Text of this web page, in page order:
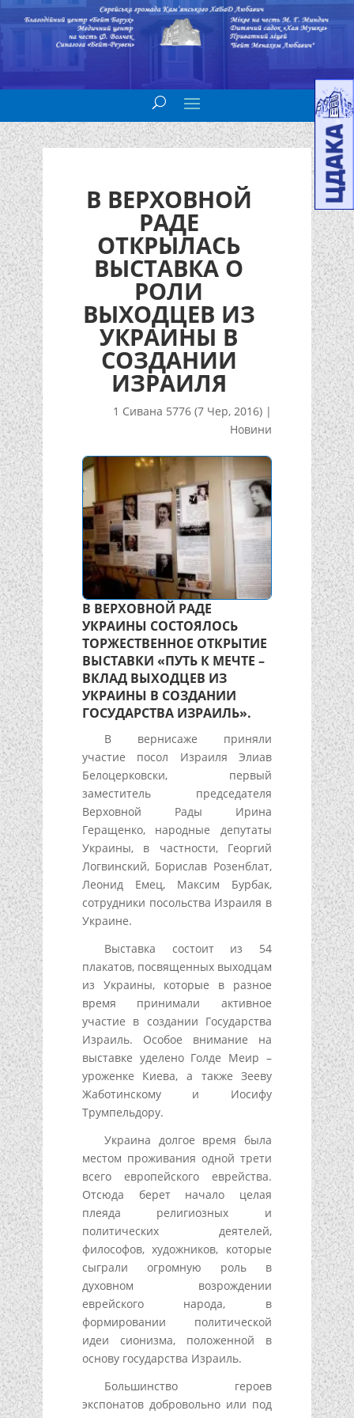
В ВЕРХОВНОЙ
РАДЕ
ОТКРЫЛАСЬ
ВЫСТАВКА О
РОЛИ
ВЫХОДЦЕВ ИЗ
УКРАИНЫ В
СОЗДАНИИ
ИЗРАИЛЯ
1 Сивана 5776 (7 Чер, 2016) |
Новини
В ВЕРХОВНОЙ РАДЕ
УКРАИНЫ СОСТОЯЛОСЬ
ТОРЖЕСТВЕННОЕ ОТКРЫТИЕ
ВЫСТАВКИ «ПУТЬ К МЕЧТЕ –
ВКЛАД ВЫХОДЦЕВ ИЗ
УКРАИНЫ В СОЗДАНИИ
ГОСУДАРСТВА ИЗРАИЛЬ».
В вернисаже приняли
участие посол Израиля Элиав
Белоцерковски, первый
заместитель председателя
Верховной Рады Ирина
Геращенко, народные депутаты
Украины, в частности, Георгий
Логвинский, Борислав Розенблат,
Леонид Емец, Максим Бурбак,
сотрудники посольства Израиля в
Украине.
Выставка состоит из 54
плакатов, посвященных выходцам
из Украины, которые в разное
время принимали активное
участие в создании Государства
Израиль. Особое внимание на
выставке уделено Голде Меир –
уроженке Киева, а также Зееву
Жаботинскому и Иосифу
Трумпельдору.
Украина долгое время была
местом проживания одной трети
всего европейского еврейства.
Отсюда берет начало целая
плеяда религиозных и
политических деятелей,
философов, художников, которые
сыграли огромную роль в
духовном возрождении
еврейского народа, в
формировании политической
идеи сионизма, положенной в
основу государства Израиль.
Большинство героев
экспонатов добровольно или под